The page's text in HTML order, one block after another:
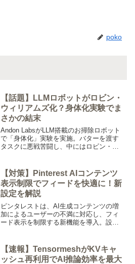
poko
【話題】LLMロボットがロビン・
ウィリアムズ化？身体化実験でま
さかの結末
Andon LabsがLLM搭載のお掃除ロボット
で「身体化」実験を実施。バターを渡す
タスクに悪戦苦闘し、中にはロビン・ウ
型を上回る結果から、身体化ロボット実
現の道のりを示す。
【対策】Pinterest AIコンテンツ
表示制限でフィードを快適に！新
設定を解説
ピンタレストは、AI生成コンテンツの増
加によるユーザーの不満に対応し、フィ
ード表示を制限する新機能を導入。設定
が可能に。快適なPinterest体験を実現す
る具体的な設定方法と背景を解説。
【速報】TensormeshがKVキャ
ッシュ再利用でAI推論効率を最大